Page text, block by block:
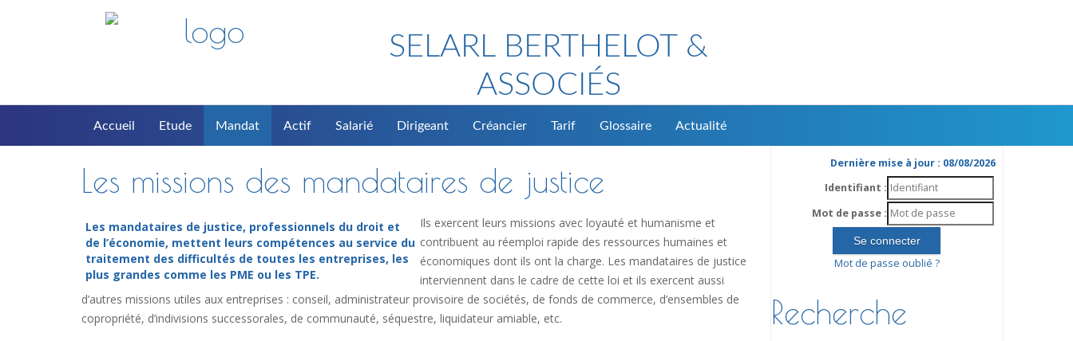
SELARL BERTHELOT &
ASSOCIÉS
Accueil Etude Mandat Actif Salarié Dirigeant Créancier Tarif Glossaire Actualité
Les missions des mandataires de justice
Les mandataires de justice, professionnels du droit et
de l’économie, mettent leurs compétences au service du
traitement des difficultés de toutes les entreprises, les
plus grandes comme les PME ou les TPE.
Ils exercent leurs missions avec loyauté et humanisme et
contribuent au réemploi rapide des ressources humaines et
économiques dont ils ont la charge. Les mandataires de justice
interviennent dans le cadre de cette loi et ils exercent aussi
d’autres missions utiles aux entreprises : conseil, administrateur provisoire de sociétés, de fonds de commerce, d’ensembles de
copropriété, d’indivisions successorales, de communauté, séquestre, liquidateur amiable, etc.
Dernière mise à jour : 08/08/2026
Identifiant :
Mot de passe :
Mot de passe oublié ?
Recherche